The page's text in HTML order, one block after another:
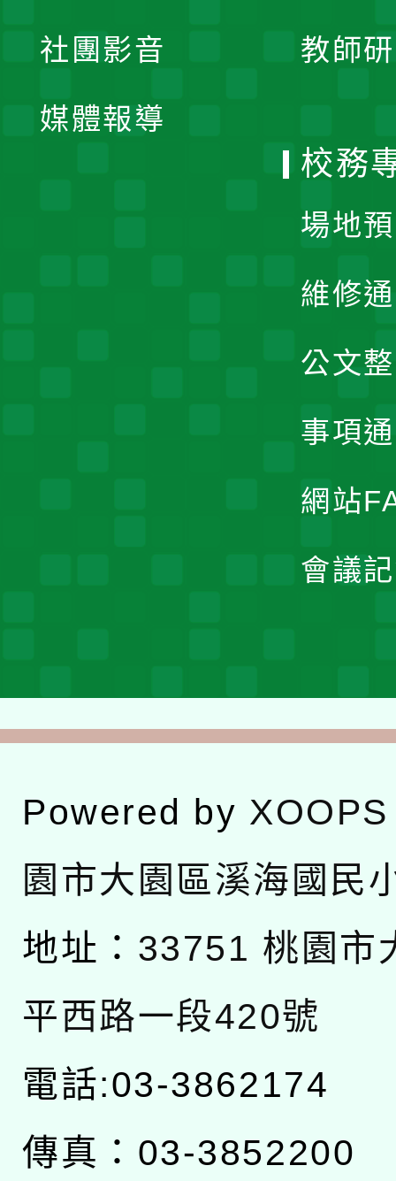
教師
社團影音
媒體報導
校務
場地
維修
公文
事項
網站
會議
Powered by XOOPS
園市大園區溪海國民
地址： 33751 桃園市
平西路一段420號
電話:03-3862174
傳真：03-3852200